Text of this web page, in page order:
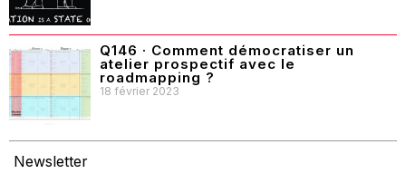
Q146 · Comment démocratiser un
atelier prospectif avec le
roadmapping ?
18 février 2023
Newsletter